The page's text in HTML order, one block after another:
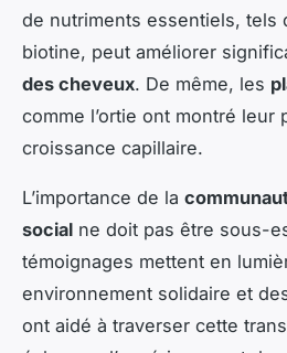
de nutriments essentiels, tels
biotine, peut améliorer
des cheveux. De même, les
comme l’ortie ont montré leur
croissance capillaire.
L’importance de la
social ne doit pas être sous-
témoignages mettent en
environnement solidaire et
ont aidé à traverser cette